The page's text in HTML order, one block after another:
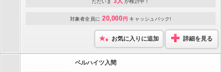
ただいま が検討中！
対象者全員に 20,000 円 キャッシュバック!
お気に入りに追加 詳細を見る
ベルハイツ入間